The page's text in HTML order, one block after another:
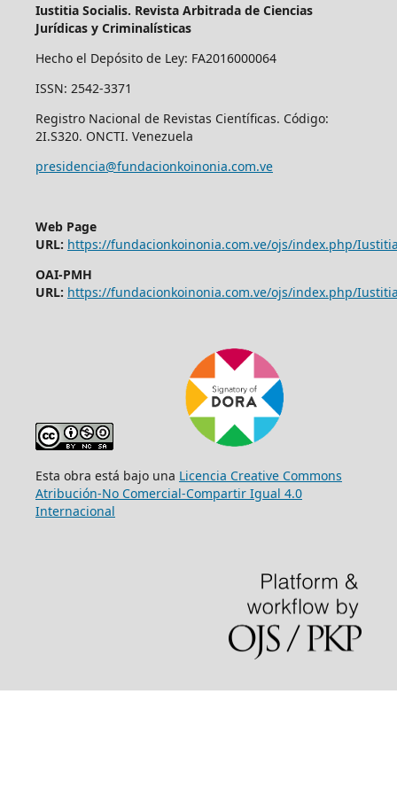
Iustitia Socialis. Revista Arbitrada de Ciencias
Jurídicas y Criminalísticas
Hecho el Depósito de Ley: FA2016000064
ISSN: 2542-3371
Registro Nacional de Revistas Científicas. Código:
2I.S320. ONCTI. Venezuela
presidencia@fundacionkoinonia.com.ve
Web Page
URL: https://fundacionkoinonia.com.ve/ojs/index.php/
OAI-PMH
URL: https://fundacionkoinonia.com.ve/ojs/index.php/
Esta obra está bajo una Licencia Creative Commons
Atribución-No Comercial-Compartir Igual 4.0
Internacional